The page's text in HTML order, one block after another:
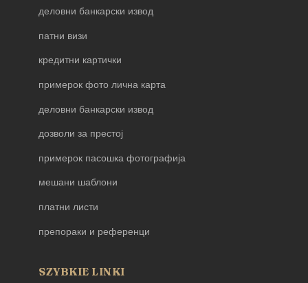
деловни банкарски извод
патни визи
кредитни картички
примерок фото лична карта
деловни банкарски извод
дозволи за престој
примерок пасошка фотографија
мешани шаблони
платни листи
препораки и референци
SZYBKIE LINKI